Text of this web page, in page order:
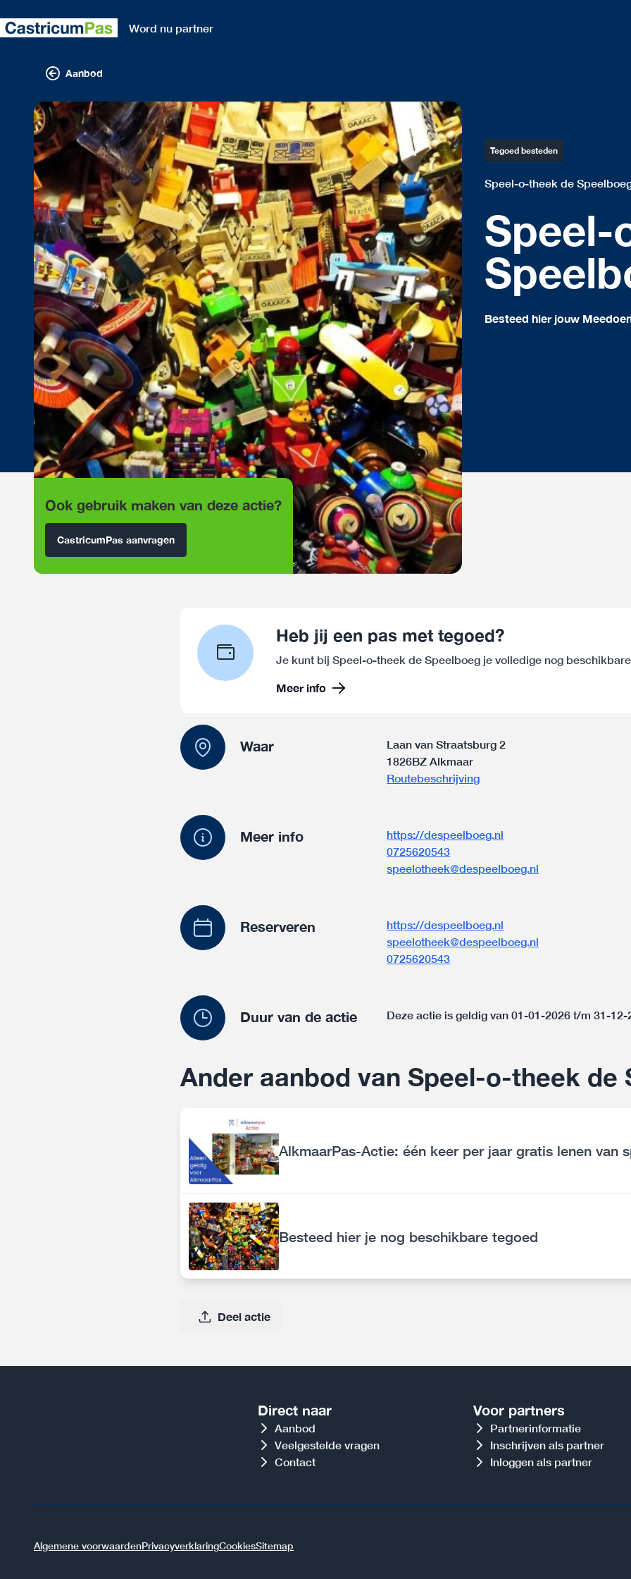
Word nu partner
Aanbod
Tegoed besteden
Speel-o-theek de
Speel-
Besteed hier jouw
Ook gebruik maken van deze actie?
CastricumPas aanvragen
Heb jij een pas met tegoed?
Je kunt bij Speel-o-theek de Speelboeg je volledige nog
Meer info
Waar
Laan van Straatsburg 2
1826BZ Alkmaar
Routebeschrijving
Meer info
https://despeelboeg.nl
0725620543
speelotheek@despeelboeg.nl
Reserveren
https://despeelboeg.nl
speelotheek@despeelboeg.nl
0725620543
Duur van de actie Deze actie is geldig van 01-01-2026 t/m 31-12-
Ander aanbod van Speel-o-theek de
AlkmaarPas-Actie: één keer per jaar gratis lenen van
Besteed hier je nog beschikbare tegoed
Deel actie
Direct naar
Aanbod
Veelgestelde vragen
Contact
Voor partners
Partnerinformatie
Inschrijven als partner
Inloggen als partner
Algemene voorwaardenPrivacyverklaringCookiesSitemap